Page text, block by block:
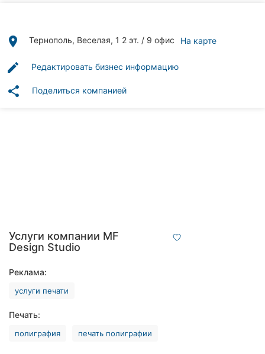
рубрики
Хмельницкий
Ровно
Кропивницкий
place Тернополь, Веселая, 1 2 эт. / 9 офис На карте
edit Редактировать бизнес информацию
share Поделиться компанией
Услуги компании MF
Design Studio
Реклама:
услуги печати
Печать:
полиграфия печать полиграфии